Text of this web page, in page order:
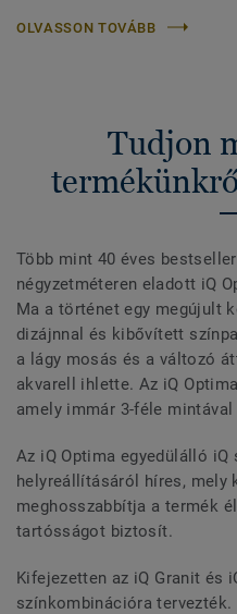
OLVASSON TOVÁBB
Tudjon
Több mint 40 éves
négyzetméteren eladott iQ
Ma a történet egy megújult
dizájnnal és kibővített
a lágy mosás és a változó
akvarell ihlette. Az iQ
amely immár 3-féle
Az iQ Optima egyedülálló
helyreállításáról híres, mely
meghosszabbítja a termék
tartósságot biztosít.
Kifejezetten az iQ Granit és
színkombinációra